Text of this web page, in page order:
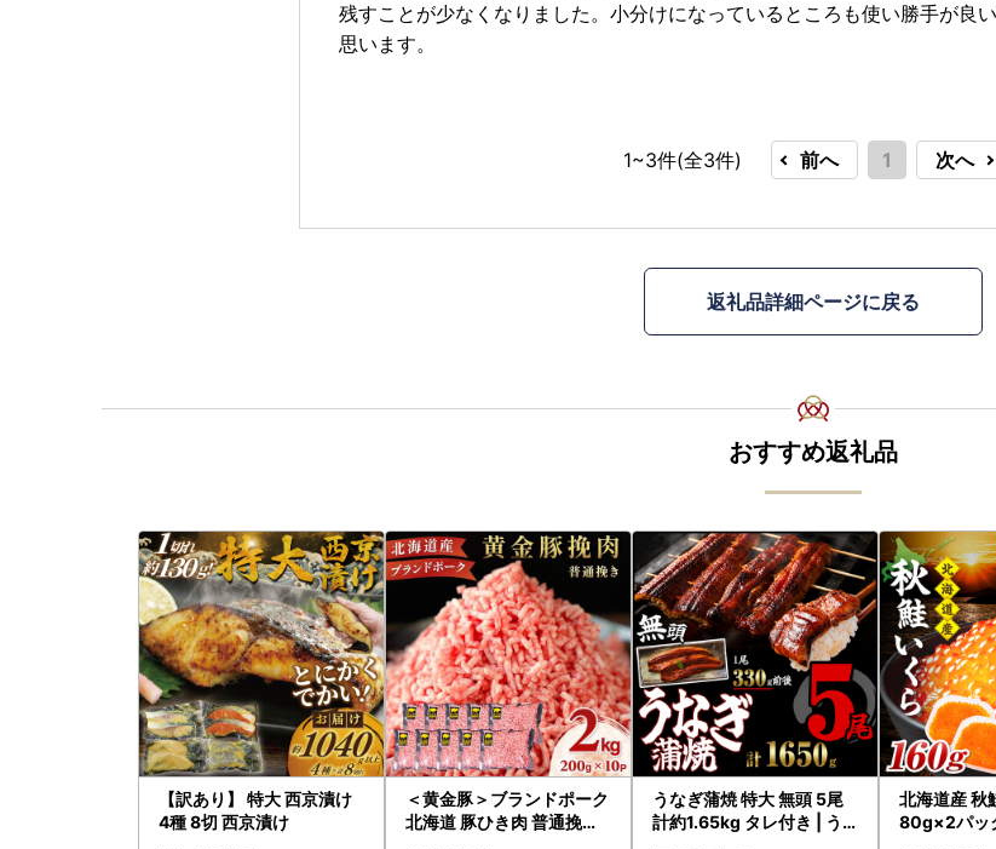
残すことが少なくなりました。小分けになっているところも使い勝手が良
思います。
1~3件(全3件) 前へ 1 次へ
返礼品詳細ページに戻る
おすすめ返礼品
【訳あり】 特大 西京漬け
4種 8切 西京漬け
＜黄金豚＞ブランドポーク
北海道 豚ひき肉 普通挽き
うなぎ蒲焼 特大 無頭 5尾
計約1.65kg タレ付き | う
北海道産 秋
80g×2パッ